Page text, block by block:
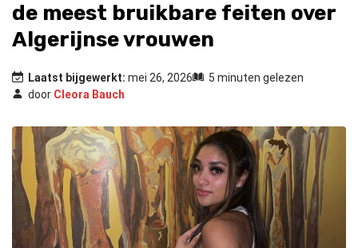
de meest bruikbare feiten over
Algerijnse vrouwen
Laatst bijgewerkt: mei 26, 2026
5 minuten gelezen
door Cleora Bauch